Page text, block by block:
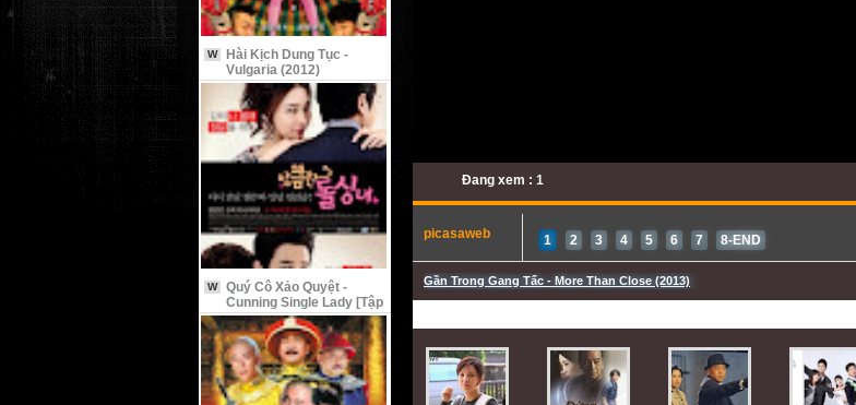
W
Hài Kịch Dung Tục -
Vulgaria (2012)
W
Quý Cô Xảo Quyệt -
Cunning Single Lady [Tập
9 Vietsub]
Đang xem : 1
picasaweb 1 2 3 4 5 6 7 8-END
Gần Trong Gang Tấc - More Than Close (2013)